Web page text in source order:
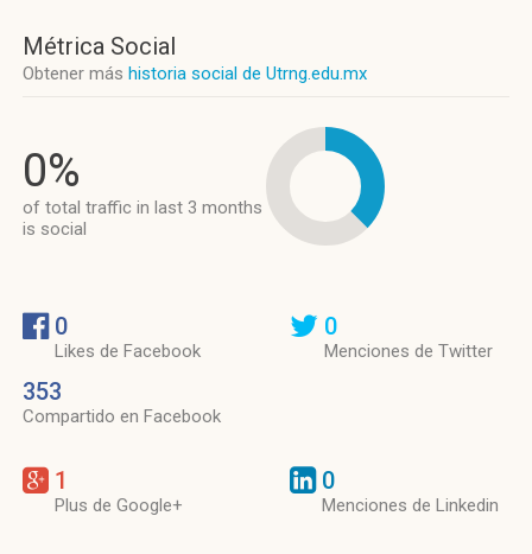
Métrica Social
Obtener más historia social de Utrng.edu.mx
0%
of total traffic in last 3 months
is social
0
Likes de Facebook
353
Compartido en Facebook
0
Menciones de Twitter
1
Plus de Google+
0
Menciones de Linkedin